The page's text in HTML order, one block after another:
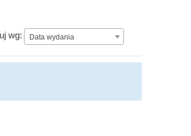
wg: Data wydania
Data wydania